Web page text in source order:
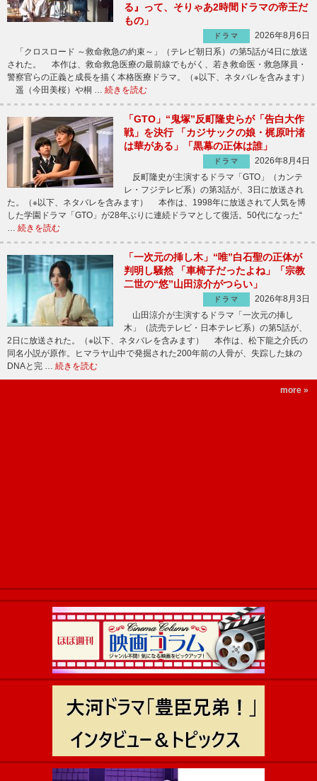
る』って、そりゃあ2時間ドラマの帝王だ
もの」
ドラマ
2026年8月6日
「クロスロード ～救命救急の約束～」（テレビ朝日系）の第5話が4日に放送
された。 本作は、救命救急医療の最前線でもがく、若き救命医・救急隊員・
警察官らの正義と成長を描く本格医療ドラマ。（※以下、ネタバレを含みます）
遥（今田美桜）や桐 … 続きを読む
「GTO」“鬼塚”反町隆史らが「告白大作
戦」を決行 「カジサックの娘・梶原叶渚
は華がある」「黒幕の正体は誰」
ドラマ
2026年8月4日
反町隆史が主演するドラマ「GTO」（カンテ
レ・フジテレビ系）の第3話が、3日に放送され
た。（※以下、ネタバレを含みます） 本作は、1998年に放送されて人気を博
した学園ドラマ「GTO」が28年ぶりに連続ドラマとして復活。50代になった“
続きを読む
「一次元の挿し木」“唯”白石聖の正体が
判明し騒然 「車椅子だったよね」「宗教
二世の“悠”山田涼介がつらい」
ドラマ
2026年8月3日
山田涼介が主演するドラマ「一次元の挿し
木」（読売テレビ・日本テレビ系）の第5話が、
2日に放送された。（※以下、ネタバレを含みます） 本作は、松下龍之介氏の
同名小説が原作。ヒマラヤ山中で発掘された200年前の人骨が、失踪した妹の
DNAと完 … 続きを読む
more »